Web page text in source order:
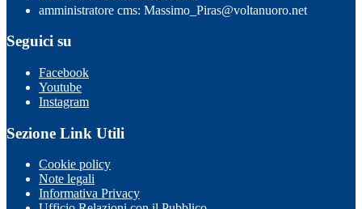
amministratore cms: Massimo_Piras@voltanuoro.net
Seguici su
Facebook
Youtube
Instagram
Sezione Link Utili
Cookie policy
Note legali
Informativa Privacy